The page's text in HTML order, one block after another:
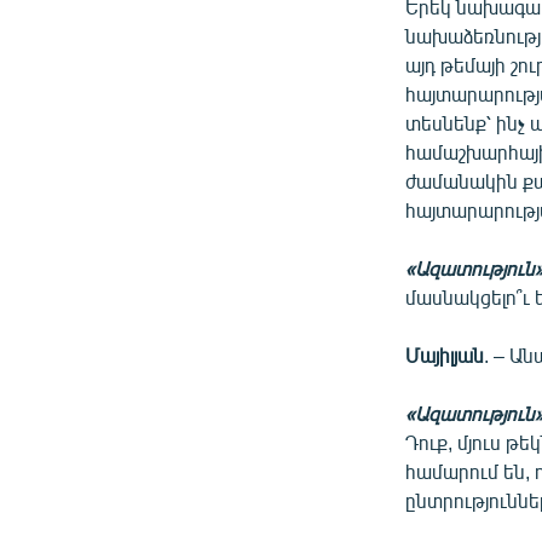
Երեկ
այդ թեմայի
տեսնենք՝ ինչ
ժամանակին
մասնակցելո՞ւ
Մայիլյան. –
Դուք, մյուս
համարում են,